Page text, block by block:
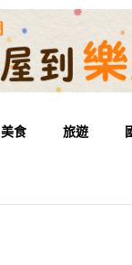
美食 旅遊